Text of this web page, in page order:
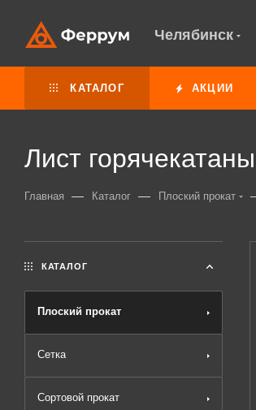
Челябинск
КАТАЛОГ АКЦИИ
Лист
Главная — Каталог — Плоский прокат
КАТАЛОГ
Плоский прокат
Сетка
Сортовой прокат